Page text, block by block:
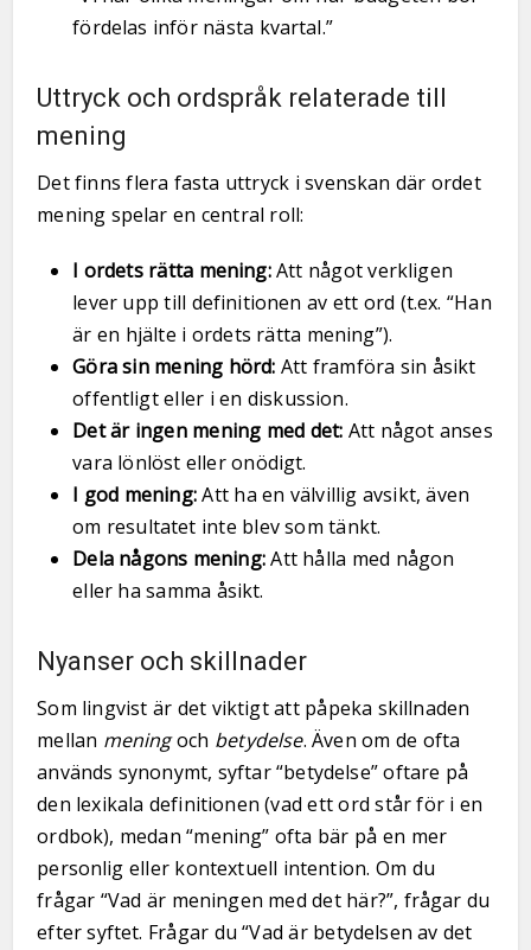
fördelas inför nästa kvartal.”
Uttryck och ordspråk relaterade till
mening
Det finns flera fasta uttryck i svenskan där ordet
mening spelar en central roll:
I ordets rätta mening:Att något verkligen
lever upp till definitionen av ett ord (t.ex. “Han
är en hjälte i ordets rätta mening”).
Göra sin mening hörd: Att framföra sin åsikt
offentligt eller i en diskussion.
Det är ingen mening med det: Att något anses
vara lönlöst eller onödigt.
I god mening:Att ha en välvillig avsikt, även
om resultatet inte blev som tänkt.
Dela någons mening:Att hålla med någon
eller ha samma åsikt.
Nyanser och skillnader
Som lingvist är det viktigt att påpeka skillnaden
mellan meningoch betydelse. Även om de ofta
används synonymt, syftar “betydelse” oftare på
den lexikala definitionen (vad ett ord står för i en
ordbok), medan “mening” ofta bär på en mer
personlig eller kontextuell intention. Om du
frågar “Vad är meningen med det här?”, frågar du
efter syftet. Frågar du “Vad är betydelsen av det